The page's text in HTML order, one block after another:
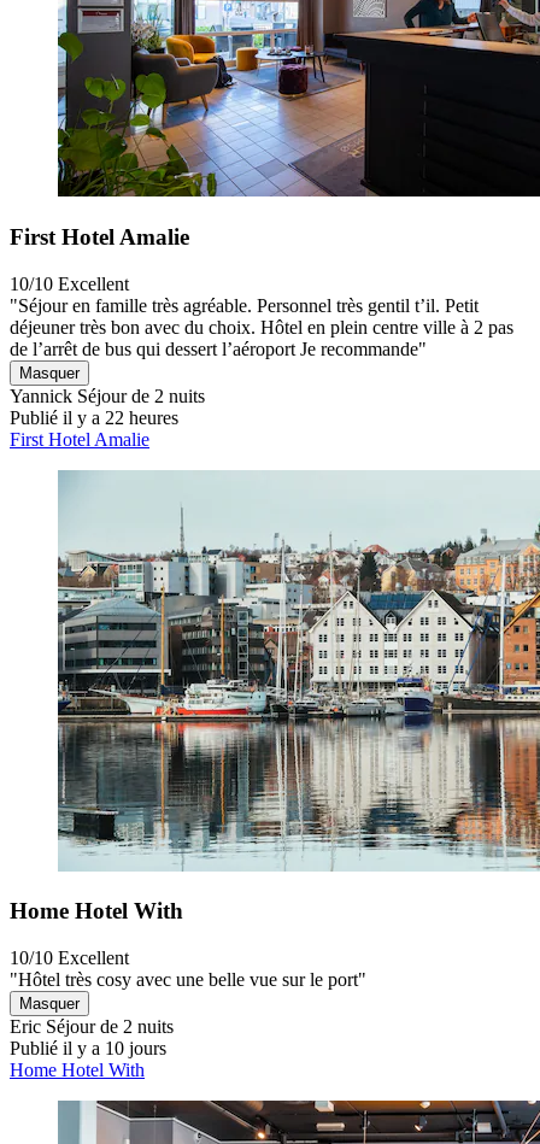
First Hotel Amalie
10/10 Excellent
"Séjour en famille très agréable. Personnel très gentil t’il. Petit
déjeuner très bon avec du choix. Hôtel en plein centre ville à 2 pas
de l’arrêt de bus qui dessert l’aéroport Je recommande"
Masquer
Yannick Séjour de 2 nuits
Publié il y a 22 heures
First Hotel Amalie
Home Hotel With
10/10 Excellent
"Hôtel très cosy avec une belle vue sur le port"
Masquer
Eric Séjour de 2 nuits
Publié il y a 10 jours
Home Hotel With